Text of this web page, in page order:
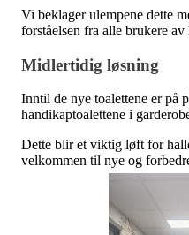
Vi beklager ulempene dette
forståelsen fra alle brukere av
Midlertidig løsning
Inntil de nye toalettene er på
handikaptoalettene i
Dette blir et viktig løft for
velkommen til nye og